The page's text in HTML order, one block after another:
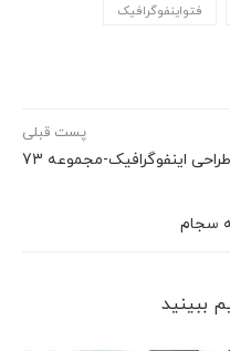
فتواینفوگرافیک
پست قبلی
طراحی اینفوگرافیک-مجموعه 73
سجام